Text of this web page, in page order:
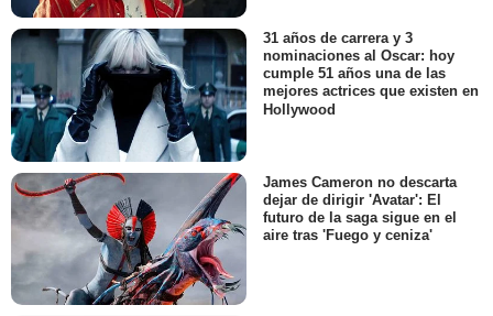
31 años de carrera y 3
nominaciones al Oscar: hoy
cumple 51 años una de las
mejores actrices que existen en
Hollywood
James Cameron no descarta
dejar de dirigir 'Avatar': El
futuro de la saga sigue en el
aire tras 'Fuego y ceniza'